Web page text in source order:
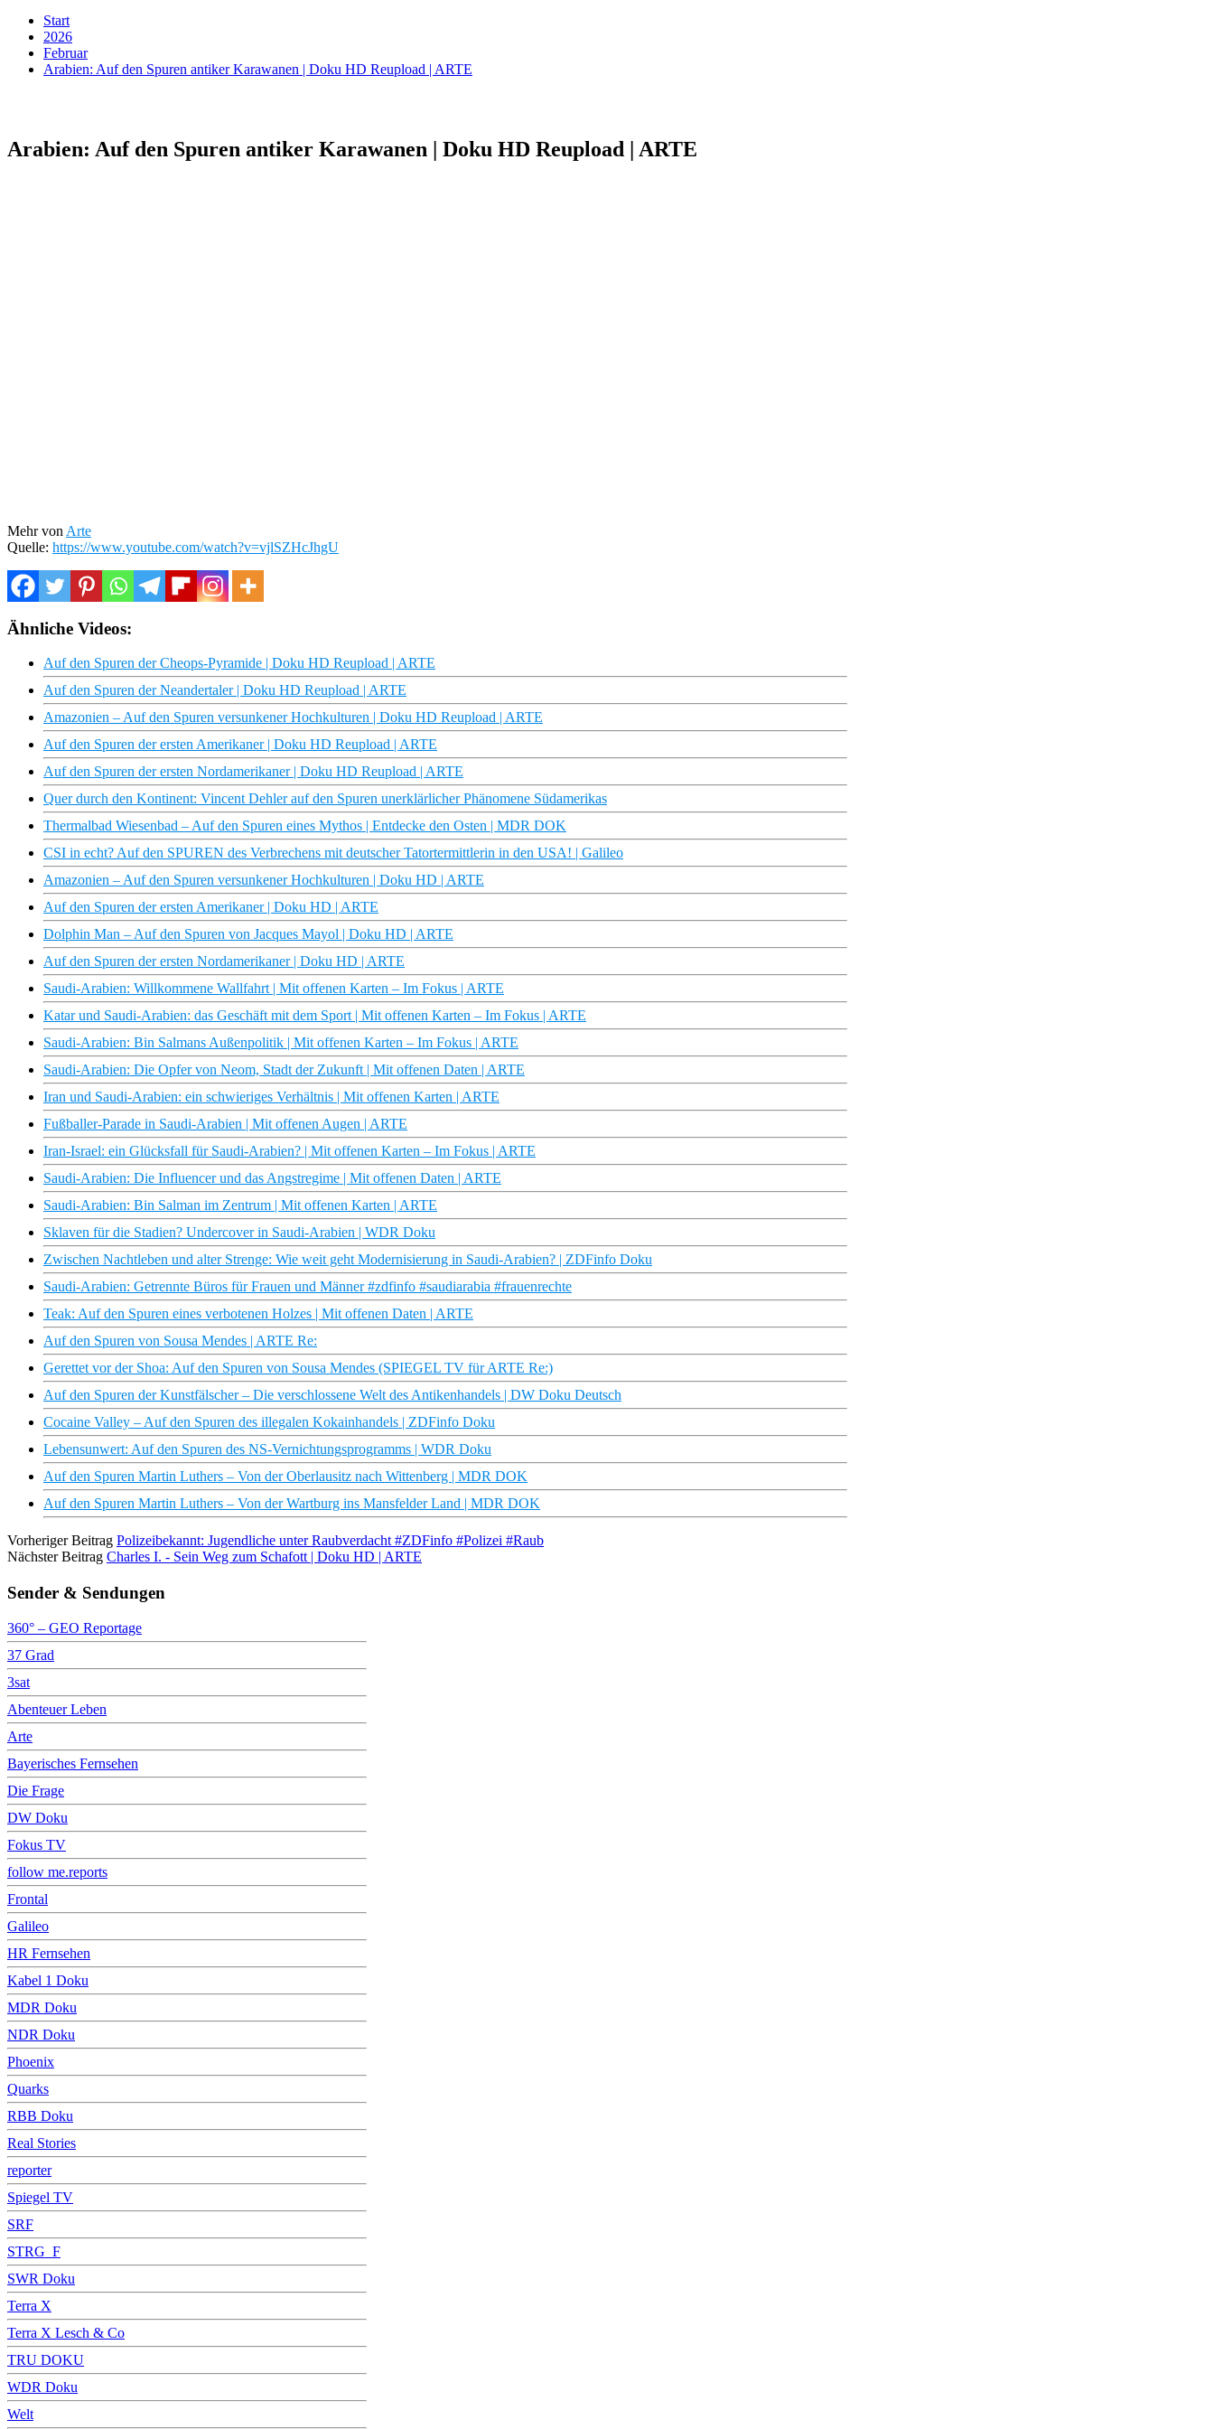
Start
2026
Februar
Arabien: Auf den Spuren antiker Karawanen | Doku HD Reupload | ARTE
Arabien: Auf den Spuren antiker Karawanen | Doku HD Reupload | ARTE
Mehr von Arte
Quelle: https://www.youtube.com/watch?v=vjlSZHcJhgU
Ähnliche Videos:
Auf den Spuren der Cheops-Pyramide | Doku HD Reupload | ARTE
Auf den Spuren der Neandertaler | Doku HD Reupload | ARTE
Amazonien – Auf den Spuren versunkener Hochkulturen | Doku HD Reupload | ARTE
Auf den Spuren der ersten Amerikaner | Doku HD Reupload | ARTE
Auf den Spuren der ersten Nordamerikaner | Doku HD Reupload | ARTE
Quer durch den Kontinent: Vincent Dehler auf den Spuren unerklärlicher Phänomene Südamerikas
Thermalbad Wiesenbad – Auf den Spuren eines Mythos | Entdecke den Osten | MDR DOK
CSI in echt? Auf den SPUREN des Verbrechens mit deutscher Tatortermittlerin in den USA! | Galileo
Amazonien – Auf den Spuren versunkener Hochkulturen | Doku HD | ARTE
Auf den Spuren der ersten Amerikaner | Doku HD | ARTE
Dolphin Man – Auf den Spuren von Jacques Mayol | Doku HD | ARTE
Auf den Spuren der ersten Nordamerikaner | Doku HD | ARTE
Saudi-Arabien: Willkommene Wallfahrt | Mit offenen Karten – Im Fokus | ARTE
Katar und Saudi-Arabien: das Geschäft mit dem Sport | Mit offenen Karten – Im Fokus | ARTE
Saudi-Arabien: Bin Salmans Außenpolitik | Mit offenen Karten – Im Fokus | ARTE
Saudi-Arabien: Die Opfer von Neom, Stadt der Zukunft | Mit offenen Daten | ARTE
Iran und Saudi-Arabien: ein schwieriges Verhältnis | Mit offenen Karten | ARTE
Fußballer-Parade in Saudi-Arabien | Mit offenen Augen | ARTE
Iran-Israel: ein Glücksfall für Saudi-Arabien? | Mit offenen Karten – Im Fokus | ARTE
Saudi-Arabien: Die Influencer und das Angstregime | Mit offenen Daten | ARTE
Saudi-Arabien: Bin Salman im Zentrum | Mit offenen Karten | ARTE
Sklaven für die Stadien? Undercover in Saudi-Arabien | WDR Doku
Zwischen Nachtleben und alter Strenge: Wie weit geht Modernisierung in Saudi-Arabien? | ZDFinfo Doku
Saudi-Arabien: Getrennte Büros für Frauen und Männer #zdfinfo #saudiarabia #frauenrechte
Teak: Auf den Spuren eines verbotenen Holzes | Mit offenen Daten | ARTE
Auf den Spuren von Sousa Mendes | ARTE Re:
Gerettet vor der Shoa: Auf den Spuren von Sousa Mendes (SPIEGEL TV für ARTE Re:)
Auf den Spuren der Kunstfälscher – Die verschlossene Welt des Antikenhandels | DW Doku Deutsch
Cocaine Valley – Auf den Spuren des illegalen Kokainhandels | ZDFinfo Doku
Lebensunwert: Auf den Spuren des NS-Vernichtungsprogramms | WDR Doku
Auf den Spuren Martin Luthers – Von der Oberlausitz nach Wittenberg | MDR DOK
Auf den Spuren Martin Luthers – Von der Wartburg ins Mansfelder Land | MDR DOK
Vorheriger Beitrag Polizeibekannt: Jugendliche unter Raubverdacht #ZDFinfo #Polizei #Raub
Nächster Beitrag Charles I. - Sein Weg zum Schafott | Doku HD | ARTE
Sender & Sendungen
360° – GEO Reportage
37 Grad
3sat
Abenteuer Leben
Arte
Bayerisches Fernsehen
Die Frage
DW Doku
Fokus TV
follow me.reports
Frontal
Galileo
HR Fernsehen
Kabel 1 Doku
MDR Doku
NDR Doku
Phoenix
Quarks
RBB Doku
Real Stories
reporter
Spiegel TV
SRF
STRG_F
SWR Doku
Terra X
Terra X Lesch & Co
TRU DOKU
WDR Doku
Welt